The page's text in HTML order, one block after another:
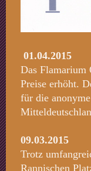
01.04.2015
Das Flamarium
Preise erhöht.
für die
09.03.2015
Trotz
Rannischen